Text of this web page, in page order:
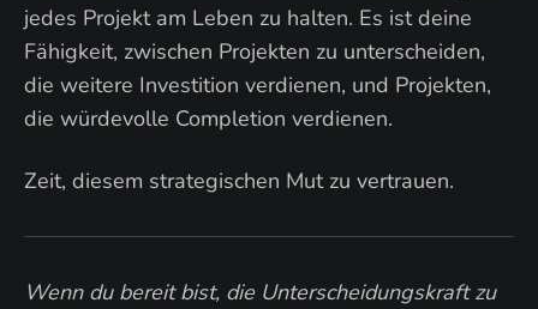
jedes Projekt am Leben zu halten. Es ist deine
Fähigkeit, zwischen Projekten zu unterscheiden,
die weitere Investition verdienen, und Projekten,
die würdevolle Completion verdienen.
Zeit, diesem strategischen Mut zu vertrauen.
Wenn du bereit bist, die Unterscheidungskraft zu